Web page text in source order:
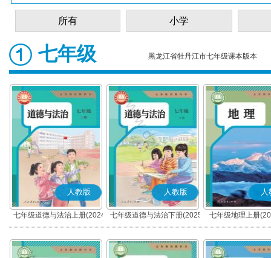
所有 小学
七年级 黑龙江省牡丹江市七年级课本版本
人教版
七年级道德与法治上册(2024
秋版)(部编版)
人教版
七年级道德与法治下册(2025
春版)(部编版)
人
七年级地理上册